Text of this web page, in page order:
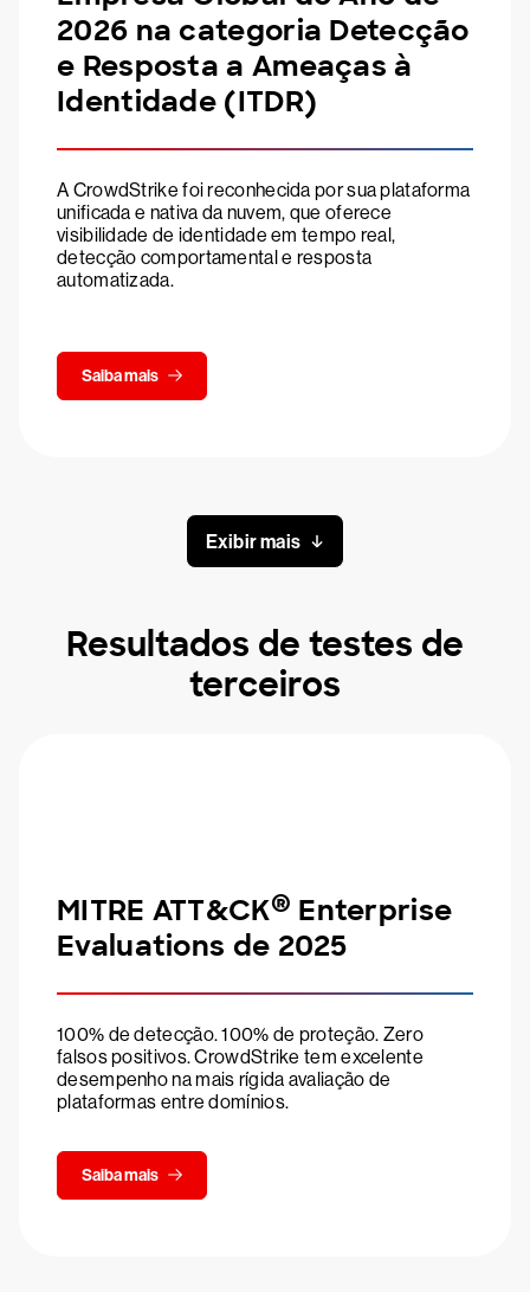
2026 na categoria Detecção
e Resposta a Ameaças à
Identidade (ITDR)
A CrowdStrike foi reconhecida por sua plataforma
unificada e nativa da nuvem, que oferece
visibilidade de identidade em tempo real,
detecção comportamental e resposta
automatizada.
Saiba mais
Exibir mais
Resultados de testes de
terceiros
MITRE ATT&CK® Enterprise
Evaluations de 2025
100% de detecção. 100% de proteção. Zero
falsos positivos. CrowdStrike tem excelente
desempenho na mais rígida avaliação de
plataformas entre domínios.
Saiba mais